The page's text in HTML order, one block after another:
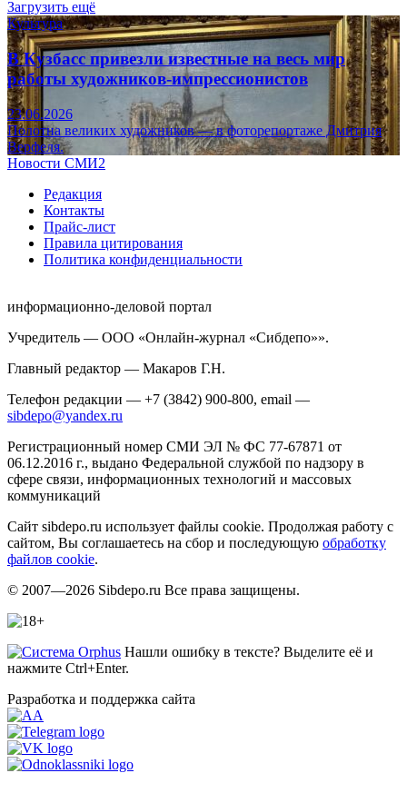
Загрузить ещё
Культура
В Кузбасс привезли известные на весь мир
работы художников-импрессионистов
23.06.2026
Полотна великих художников — в фоторепортаже Дмитрия
Верфеля.
Новости СМИ2
Редакция
Контакты
Прайс-лист
Правила цитирования
Политика конфиденциальности
информационно-деловой портал
Учредитель — ООО «Онлайн-журнал «Сибдепо»».
Главный редактор — Макаров Г.Н.
Телефон редакции — +7 (3842) 900-800, email —
sibdepo@yandex.ru
Регистрационный номер СМИ ЭЛ № ФС 77-67871 от
06.12.2016 г., выдано Федеральной службой по надзору в
сфере связи, информационных технологий и массовых
коммуникаций
Сайт sibdepo.ru использует файлы cookie. Продолжая работу с
сайтом, Вы соглашаетесь на сбор и последующую обработку
файлов cookie.
© 2007—2026 Sibdepo.ru Все права защищены.
Нашли ошибку в тексте? Выделите её и
нажмите Ctrl+Enter.
Разработка и поддержка сайта